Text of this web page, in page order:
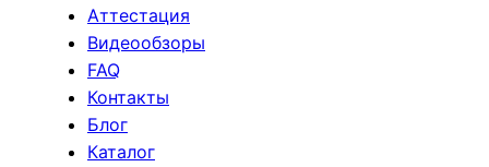
Аттестация
Видеообзоры
FAQ
Контакты
Блог
Каталог